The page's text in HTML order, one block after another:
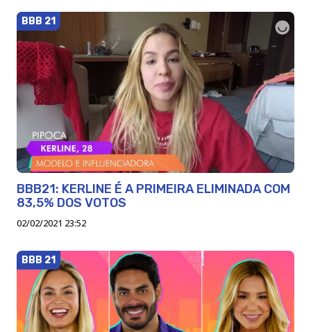
BBB 21
BBB21: KERLINE É A PRIMEIRA ELIMINADA COM
83,5% DOS VOTOS
02/02/2021 23:52
BBB 21